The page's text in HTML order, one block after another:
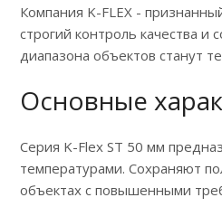
Компания K-FLEX -
строгий контроль качества
диапазона объектов станут
Основные
Серия K-Flex ST 50 мм
температурами. Сохраняют
объектах с повышенными